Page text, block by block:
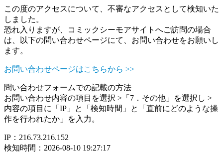
この度のアクセスについて、不審なアクセスとして検知いた
しました。
恐れ入りますが、コミックシーモアサイトへご訪問の場合
は、以下の問い合わせページにて、お問い合わせをお願いし
ます。
お問い合わせページはこちらから >>
問い合わせフォームでの記載の方法
お問い合わせ内容の項目を選択 >「7．その他」を選択し >
内容の項目に「IP」と「検知時間」と「直前にどのような操
作を行われたか」を入力。
IP：216.73.216.152
検知時間：2026-08-10 19:27:17